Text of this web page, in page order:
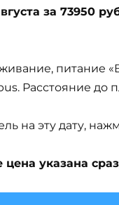
за 73950
питание
Расстояние до
на эту дату,
указана